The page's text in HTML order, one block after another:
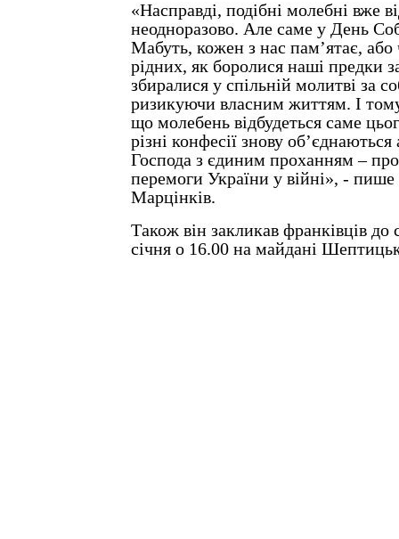
«Насправді, подібні молебні вже
неодноразово. Але саме у День
Мабуть, кожен з нас пам’ятає, або
рідних, як боролися наші предки
збиралися у спільній молитві за
ризикуючи власним життям. І
що молебень відбудеться саме
різні конфесії знову
Господа з єдиним проханням –
перемоги України у війні», -
Марцінків.
Також він закликав франківців до
січня о 16.00 на майдані